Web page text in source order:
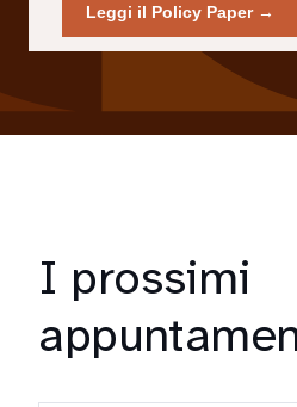
Leggi il Policy Paper →
I prossimi